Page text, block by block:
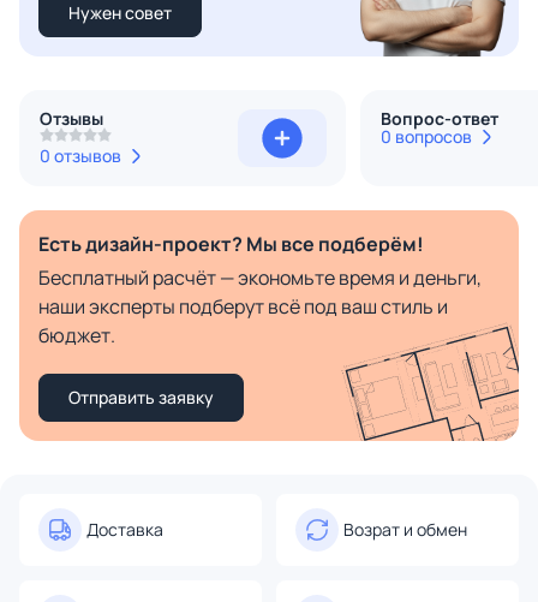
Нужен совет
Отзывы
0 отзывов
Вопрос-ответ
0 вопросов
Есть дизайн-проект? Мы все подберём!
Бесплатный расчёт — экономьте время и деньги,
наши эксперты подберут всё под ваш стиль и
бюджет.
Отправить заявку
Доставка Возрат и обмен